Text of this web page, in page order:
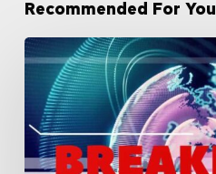
Recommended For You